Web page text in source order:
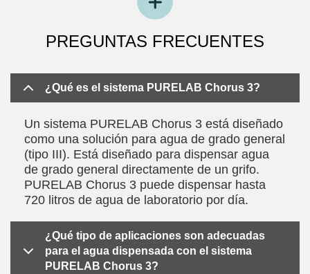
PREGUNTAS FRECUENTES
¿Qué es el sistema PURELAB Chorus 3?
Un sistema PURELAB Chorus 3 está diseñado
como una solución para agua de grado general
(tipo III). Está diseñado para dispensar agua
de grado general directamente de un grifo.
PURELAB Chorus 3 puede dispensar hasta
720 litros de agua de laboratorio por día.
¿Qué tipo de aplicaciones son adecuadas
para el agua dispensada con el sistema
PURELAB Chorus 3?